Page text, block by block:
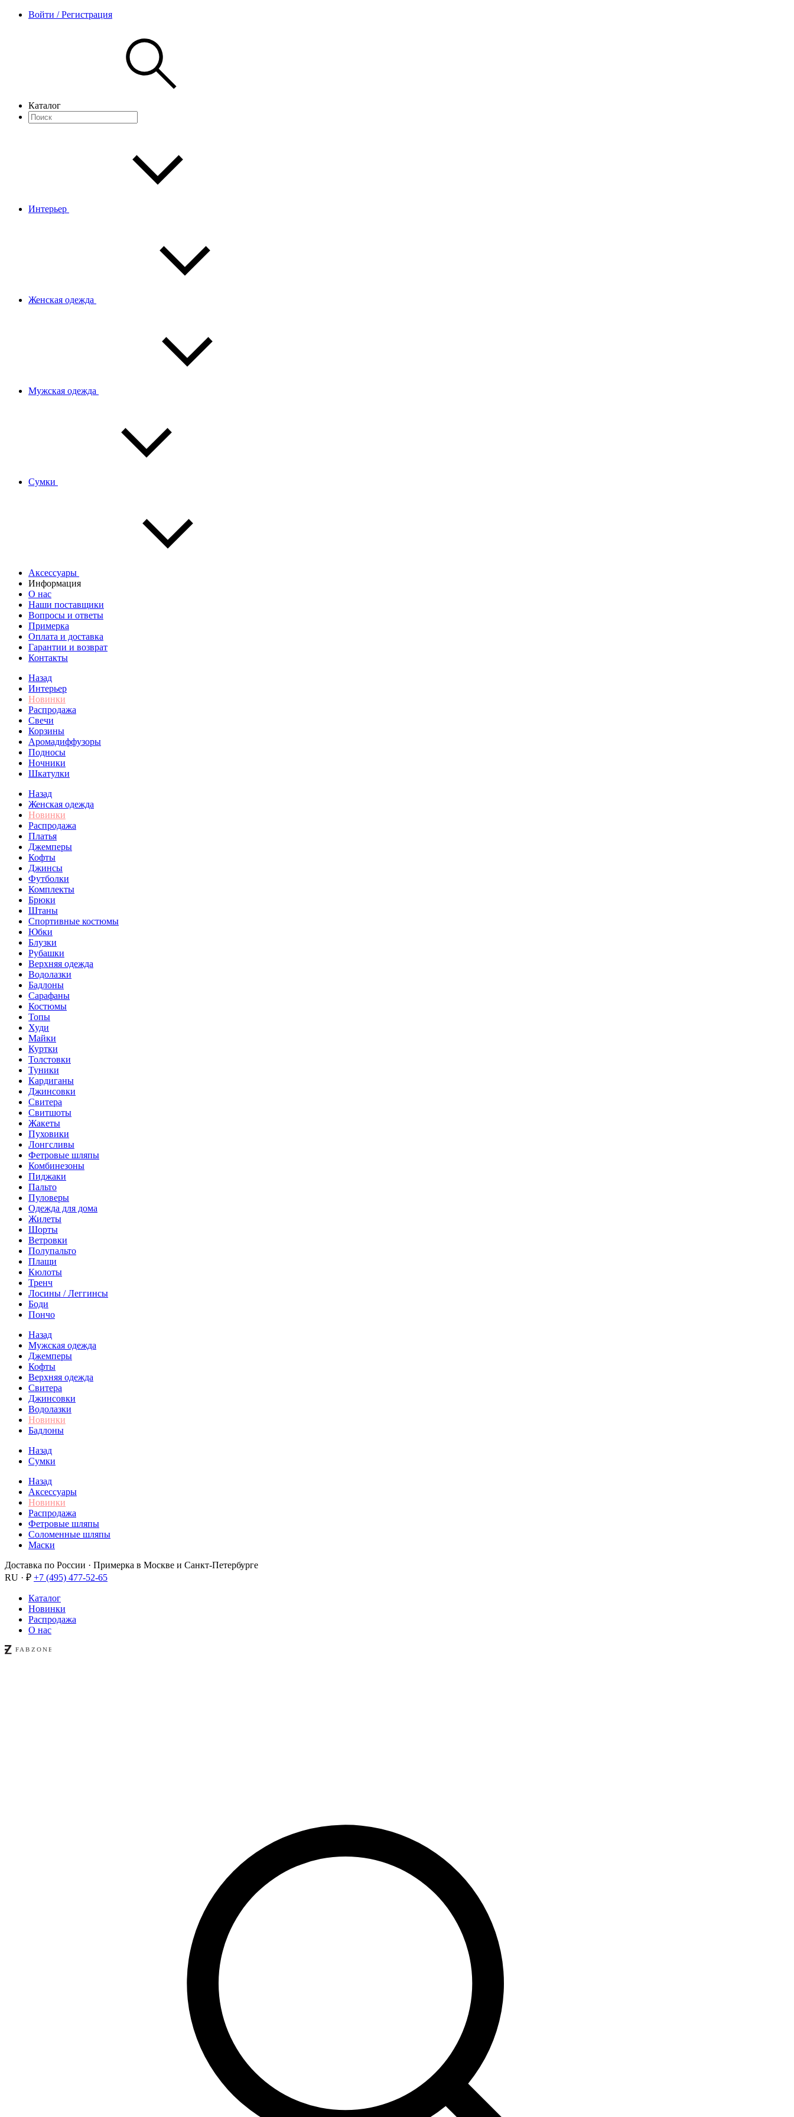
Войти / Регистрация
Каталог
Интерьер
Женская одежда
Мужская одежда
Сумки
Аксессуары
Информация
О нас
Наши поставщики
Вопросы и ответы
Примерка
Оплата и доставка
Гарантии и возврат
Контакты
Назад
Интерьер
Новинки
Распродажа
Свечи
Корзины
Аромадиффузоры
Подносы
Ночники
Шкатулки
Назад
Женская одежда
Новинки
Распродажа
Платья
Джемперы
Кофты
Джинсы
Футболки
Комплекты
Брюки
Штаны
Спортивные костюмы
Юбки
Блузки
Рубашки
Верхняя одежда
Водолазки
Бадлоны
Сарафаны
Костюмы
Топы
Худи
Майки
Куртки
Толстовки
Туники
Кардиганы
Джинсовки
Свитера
Свитшоты
Жакеты
Пуховики
Лонгсливы
Фетровые шляпы
Комбинезоны
Пиджаки
Пальто
Пуловеры
Одежда для дома
Жилеты
Шорты
Ветровки
Полупальто
Плащи
Кюлоты
Тренч
Лосины / Леггинсы
Боди
Пончо
Назад
Мужская одежда
Джемперы
Кофты
Верхняя одежда
Свитера
Джинсовки
Водолазки
Новинки
Бадлоны
Назад
Сумки
Назад
Аксессуары
Новинки
Распродажа
Фетровые шляпы
Соломенные шляпы
Маски
Доставка по России · Примерка в Москве и Санкт-Петербурге
RU · ₽ +7 (495) 477-52-65
Каталог
Новинки
Распродажа
О нас